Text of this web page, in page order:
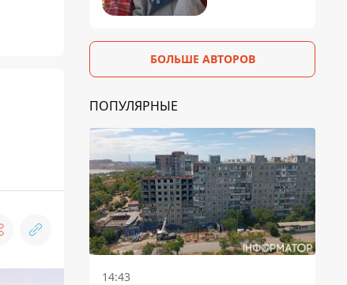
БОЛЬШЕ АВТОРОВ
ПОПУЛЯРНЫЕ
14:43